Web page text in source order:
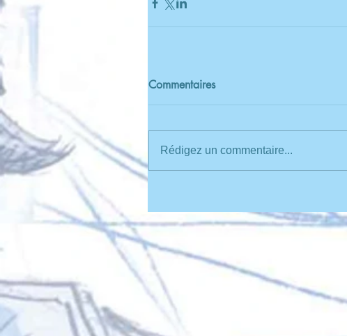
Commentaires
Rédigez un commentaire...